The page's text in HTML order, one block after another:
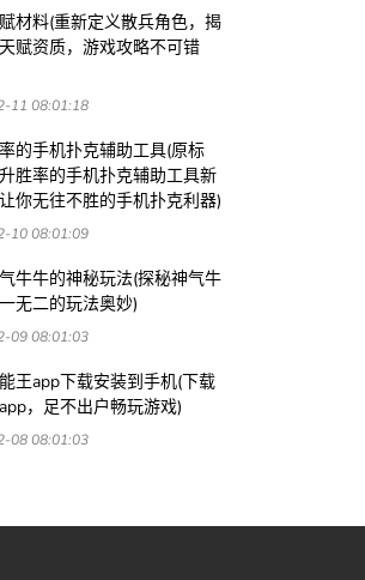
材料(重新定义散兵角色，揭
赋资质，游戏攻略不可错
11 08:01:18
的手机扑克辅助工具(原标
胜率的手机扑克辅助工具新
你无往不胜的手机扑克利器)
10 08:01:09
牛牛的神秘玩法(探秘神气牛
无二的玩法奥妙)
09 08:01:03
王app下载安装到手机(下载
，足不出户畅玩游戏)
08 08:01:03